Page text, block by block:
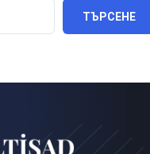
ТЪРСЕНЕ